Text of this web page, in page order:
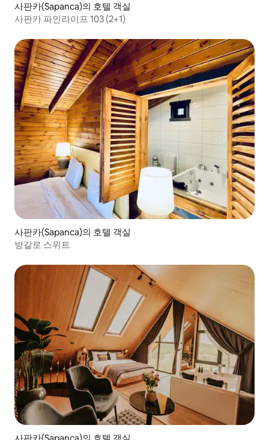
사판카(Sapanca)의 호텔 객실
사판카 파인라이프 103 (2+1)
사판카(Sapanca)의 호텔 객실
방갈로 스위트